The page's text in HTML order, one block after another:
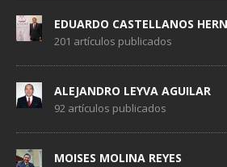
EDUARDO CASTELLANOS
201 artículos publicados
ALEJANDRO LEYVA AGUILAR
92 artículos publicados
MOISES MOLINA REYES